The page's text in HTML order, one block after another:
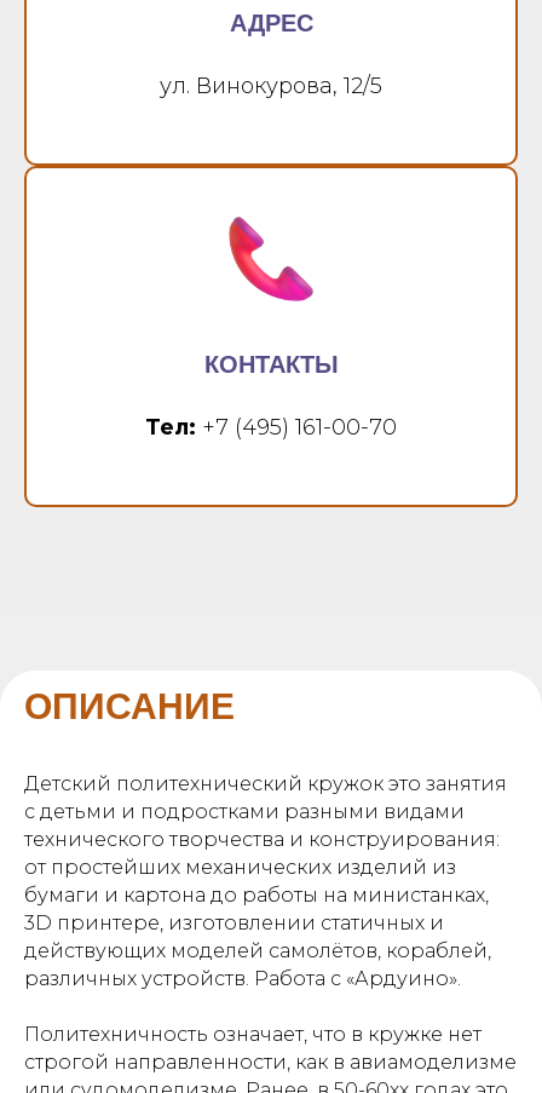
АДРЕС
ул. Винокурова, 12/5
КОНТАКТЫ
Тел: +7 (495) 161-00-70
ОПИСАНИЕ
Детский политехнический кружок это занятия
с детьми и подростками разными видами
технического творчества и конструирования:
от простейших механических изделий из
бумаги и картона до работы на министанках,
3D принтере, изготовлении статичных и
действующих моделей самолётов, кораблей,
различных устройств. Работа с «Ардуино».
Политехничность означает, что в кружке нет
строгой направленности, как в авиамоделизме